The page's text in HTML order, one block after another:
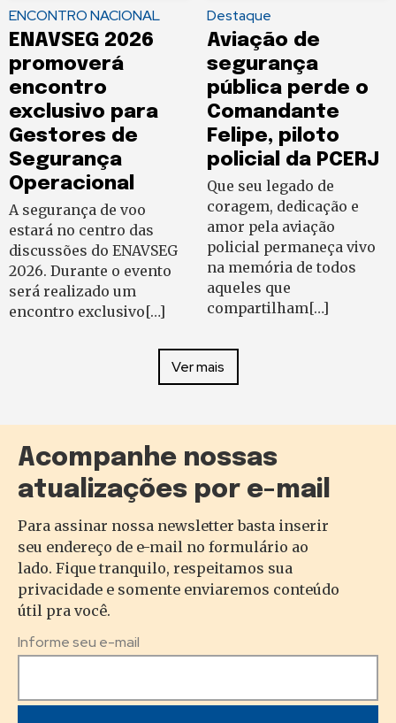
ENCONTRO NACIONAL
ENAVSEG 2026
promoverá
encontro
exclusivo para
Gestores de
Segurança
Operacional
A segurança de voo
estará no centro das
discussões do ENAVSEG
2026. Durante o evento
será realizado um
encontro exclusivo[…]
Destaque
Aviação de
segurança
pública perde o
Comandante
Felipe, piloto
policial da PCERJ
Que seu legado de
coragem, dedicação e
amor pela aviação
policial permaneça vivo
na memória de todos
aqueles que
compartilham[…]
Ver mais
Acompanhe nossas
atualizações por e-mail
Para assinar nossa newsletter basta inserir
seu endereço de e-mail no formulário ao
lado. Fique tranquilo, respeitamos sua
privacidade e somente enviaremos conteúdo
útil pra você.
Informe seu e-mail